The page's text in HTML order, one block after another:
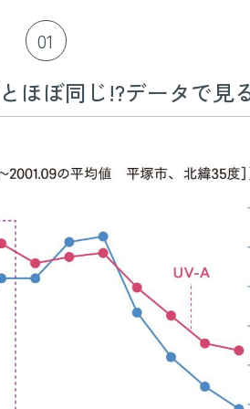
01
ほぼ同じ!?データで見